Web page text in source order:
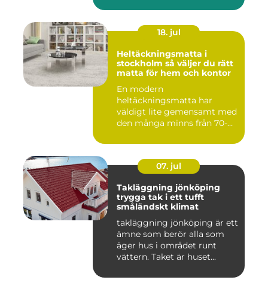
18. jul
Heltäckningsmatta i
stockholm så väljer du rätt
matta för hem och kontor
En modern
heltäckningsmatta har
väldigt lite gemensamt med
den många minns från 70-
07. jul
Takläggning jönköping
trygga tak i ett tufft
småländskt klimat
takläggning jönköping är ett
ämne som berör alla som
äger hus i området runt
vättern. Taket är huset...